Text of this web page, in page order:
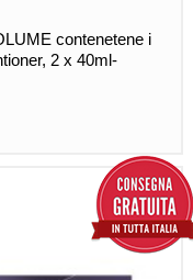
contenetene i
2 x 40ml-